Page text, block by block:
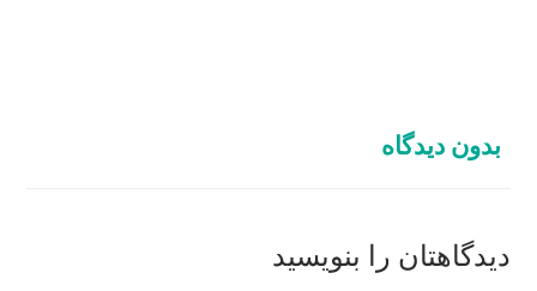
بدون دیدگاه
دیدگاهتان را بنویسید